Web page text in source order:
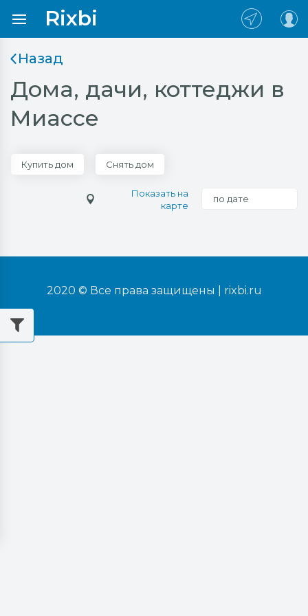
Rixbi
Назад
Дома, дачи, коттеджи в
Миассе
Купить дом Снять дом
Показать на
карте
по дате
2020 © Все права защищены | rixbi.ru